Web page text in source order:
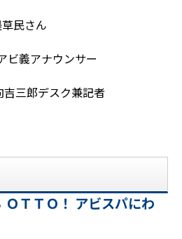
民さん
ビ義アナウンサー
吉三郎デスク兼記者
ＴＴＯ！ アビスパにわ